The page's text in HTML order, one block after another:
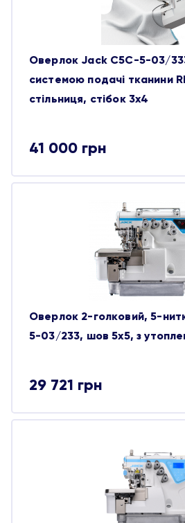
Оверлок Jack C5C-5-03/
системою подачі тканини
стільниця, стібок 3х4
41 000 грн
Оверлок 2-голковий, 5-
5-03/233, шов 5х5, з
29 721 грн